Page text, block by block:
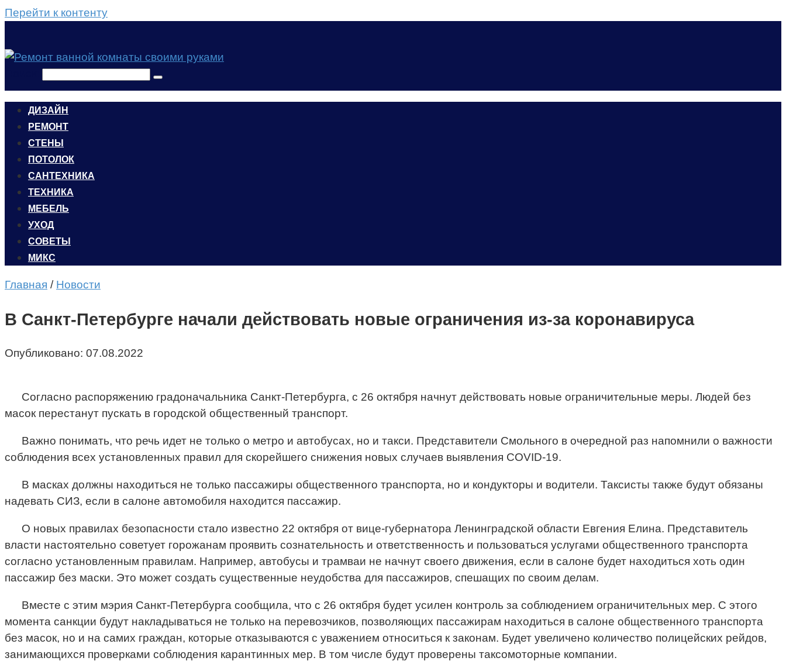
Перейти к контенту
ДИЗАЙН
РЕМОНТ
СТЕНЫ
ПОТОЛОК
САНТЕХНИКА
ТЕХНИКА
МЕБЕЛЬ
УХОД
CОВЕТЫ
МИКС
Главная / Новости
В Санкт-Петербурге начали действовать новые ограничения из-за коронавируса
Опубликовано: 07.08.2022
Согласно распоряжению градоначальника Санкт-Петербурга, с 26 октября начнут действовать новые ограничительные меры. Людей без
масок перестанут пускать в городской общественный транспорт.
Важно понимать, что речь идет не только о метро и автобусах, но и такси. Представители Смольного в очередной раз напомнили о важности
соблюдения всех установленных правил для скорейшего снижения новых случаев выявления COVID-19.
В масках должны находиться не только пассажиры общественного транспорта, но и кондукторы и водители. Таксисты также будут обязаны
надевать СИЗ, если в салоне автомобиля находится пассажир.
О новых правилах безопасности стало известно 22 октября от вице-губернатора Ленинградской области Евгения Елина. Представитель
власти настоятельно советует горожанам проявить сознательность и ответственность и пользоваться услугами общественного транспорта
согласно установленным правилам. Например, автобусы и трамваи не начнут своего движения, если в салоне будет находиться хоть один
пассажир без маски. Это может создать существенные неудобства для пассажиров, спешащих по своим делам.
Вместе с этим мэрия Санкт-Петербурга сообщила, что с 26 октября будет усилен контроль за соблюдением ограничительных мер. С этого
момента санкции будут накладываться не только на перевозчиков, позволяющих пассажирам находиться в салоне общественного транспорта
без масок, но и на самих граждан, которые отказываются с уважением относиться к законам. Будет увеличено количество полицейских рейдов,
занимающихся проверками соблюдения карантинных мер. В том числе будут проверены таксомоторные компании.